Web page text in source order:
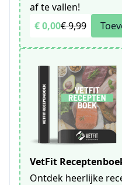
af te vallen!
€ 0,00€ 9,99
VetFit
Ontdek heerlijke